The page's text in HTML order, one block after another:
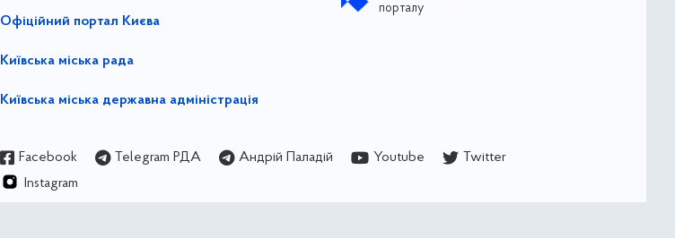
Офіційний портал Києва
Київська міська рада
Київська міська державна адміністрація
порталу
Facebook Telegram РДА Андрій Паладій Youtube
Twitter
Instagram